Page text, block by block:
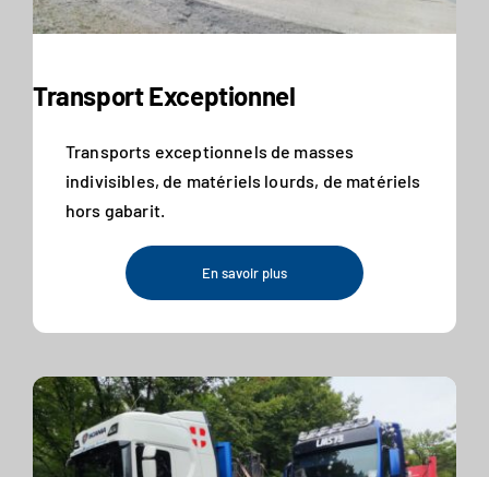
Transport Exceptionnel
Transports exceptionnels de masses
indivisibles, de matériels lourds, de matériels
hors gabarit.
En savoir plus